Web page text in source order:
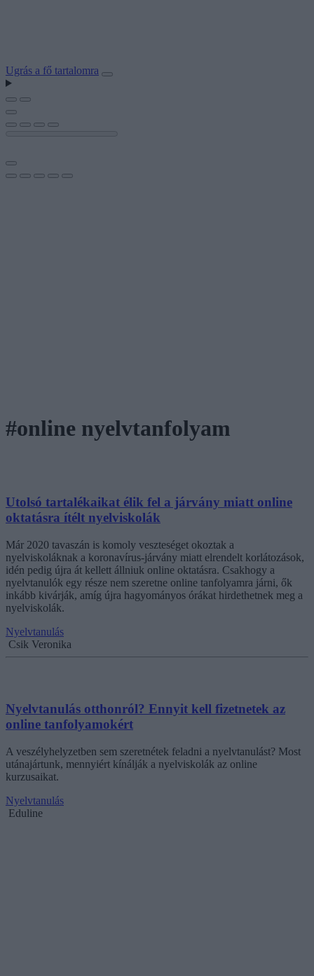
Ugrás a fő tartalomra
#online nyelvtanfolyam
Utolsó tartalékaikat élik fel a járvány miatt online
oktatásra ítélt nyelviskolák
Már 2020 tavaszán is komoly veszteséget okoztak a
nyelviskoláknak a koronavírus-járvány miatt elrendelt korlátozások,
idén pedig újra át kellett állniuk online oktatásra. Csakhogy a
nyelvtanulók egy része nem szeretne online tanfolyamra járni, ők
inkább kivárják, amíg újra hagyományos órákat hirdethetnek meg a
nyelviskolák.
Nyelvtanulás
Csik Veronika
Nyelvtanulás otthonról? Ennyit kell fizetnetek az
online tanfolyamokért
A veszélyhelyzetben sem szeretnétek feladni a nyelvtanulást? Most
utánajártunk, mennyiért kínálják a nyelviskolák az online
kurzusaikat.
Nyelvtanulás
Eduline